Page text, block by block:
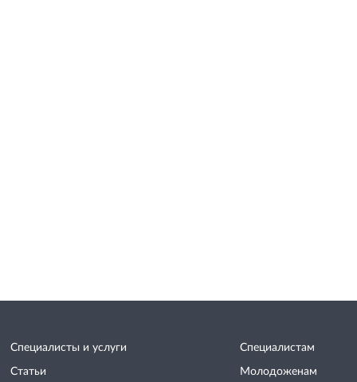
Специалисты и услуги
Статьи
Специалистам
Молодоженам